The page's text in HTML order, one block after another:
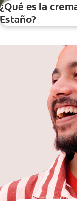
¿Qué es la
Estaño?